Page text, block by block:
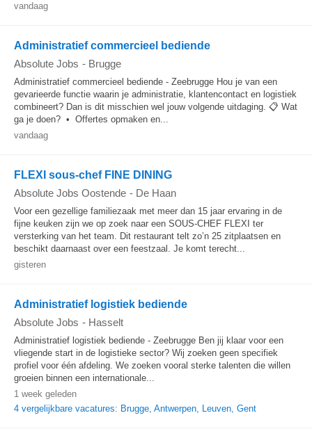
vandaag
Administratief commercieel bediende
Absolute Jobs - Brugge
Administratief commercieel bediende - Zeebrugge Hou je van een
gevarieerde functie waarin je administratie, klantencontact en logistiek
combineert? Dan is dit misschien wel jouw volgende uitdaging. 📋 Wat
ga je doen? • Offertes opmaken en...
vandaag
FLEXI sous-chef FINE DINING
Absolute Jobs Oostende - De Haan
Voor een gezellige familiezaak met meer dan 15 jaar ervaring in de
fijne keuken zijn we op zoek naar een SOUS-CHEF FLEXI ter
versterking van het team. Dit restaurant telt zo’n 25 zitplaatsen en
beschikt daarnaast over een feestzaal. Je komt terecht...
gisteren
Administratief logistiek bediende
Absolute Jobs - Hasselt
Administratief logistiek bediende - Zeebrugge Ben jij klaar voor een
vliegende start in de logistieke sector? Wij zoeken geen specifiek
profiel voor één afdeling. We zoeken vooral sterke talenten die willen
groeien binnen een internationale...
1 week geleden
4 vergelijkbare vacatures: Brugge, Antwerpen, Leuven, Gent